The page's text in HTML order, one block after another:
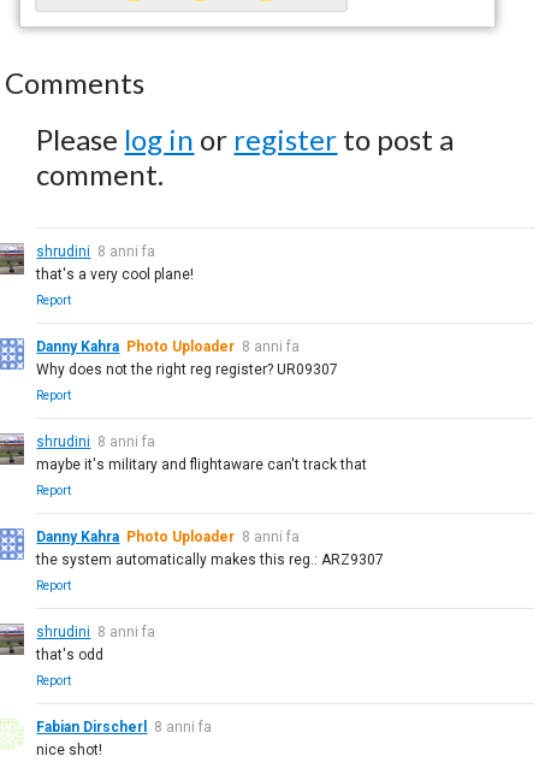
Comments
Please log in or register to post a
comment.
shrudini 8 anni fa
that's a very cool plane!
Report
Danny Kahra Photo Uploader 8 anni fa
Why does not the right reg register? UR09307
Report
shrudini 8 anni fa
maybe it's military and flightaware can't track that
Report
Danny Kahra Photo Uploader 8 anni fa
the system automatically makes this reg.: ARZ9307
Report
shrudini 8 anni fa
that's odd
Report
Fabian Dirscherl
8 anni fa
nice shot!